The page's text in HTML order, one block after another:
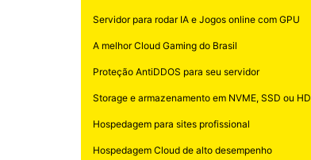
Servidor para rodar IA e Jogos online com GPU
A melhor Cloud Gaming do Brasil
Proteção AntiDDOS para seu servidor
Storage e armazenamento em NVME, SSD ou HD
Hospedagem para sites profissional
Hospedagem Cloud de alto desempenho